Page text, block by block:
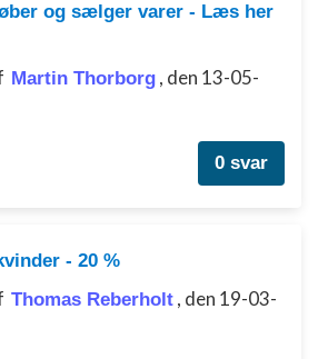
og sælger varer - Læs her
Martin Thorborg , den 13-05-
0 svar
- 20 %
Thomas Reberholt , den 19-03-
til at vælge